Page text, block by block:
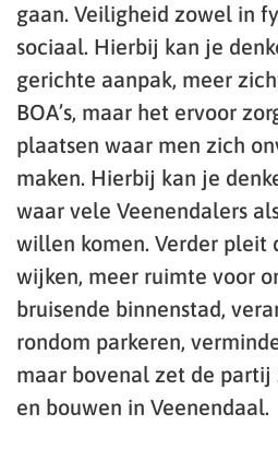
gaan. Veiligheid zowel in
sociaal. Hierbij kan je
gerichte aanpak, meer
BOA’s, maar het ervoor
plaatsen waar men zich
maken. Hierbij kan je
waar vele Veenendalers
willen komen. Verder pleit
wijken, meer ruimte voor
bruisende binnenstad,
rondom parkeren,
maar bovenal zet de partij
en bouwen in Veenendaal.